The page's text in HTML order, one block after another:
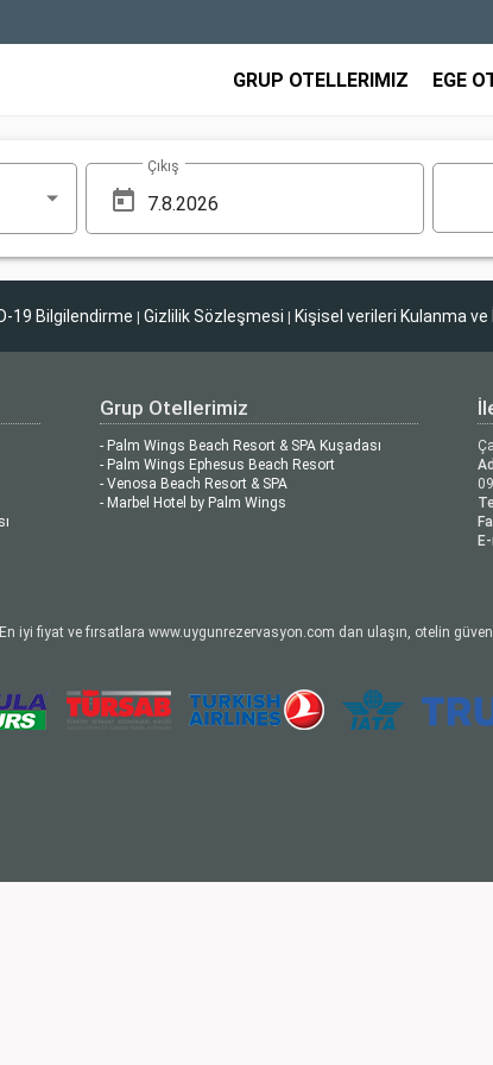
GRUP OTELLERIMIZ EGE
Çıkış
19 Bilgilendirme | Gizlilik Sözleşmesi | Kişisel verileri Kulanma
Grup Otellerimiz
- Palm Wings Beach Resort & SPA Kuşadası
- Palm Wings Ephesus Beach Resort
- Venosa Beach Resort & SPA
- Marbel Hotel by Palm Wings
iyi fiyat ve fırsatlara www.uygunrezervasyon.com dan ulaşın, otelin